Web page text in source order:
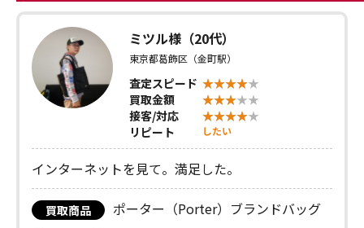
ミツル様（20代）
東京都葛飾区（金町駅）
査定スピード
買取金額
接客/対応
リピート
したい
インターネットを見て。満足した。
買取商品 ポーター（Porter）ブランドバッグ